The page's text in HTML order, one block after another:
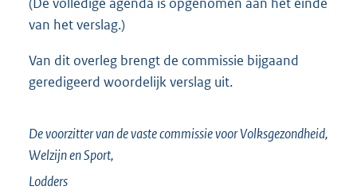
van het verslag.)
Van dit overleg brengt de commissie bijgaand
geredigeerd woordelijk verslag uit.
De voorzitter van de vaste commissie voor Volksgezondheid,
Welzijn en Sport,
Lodders